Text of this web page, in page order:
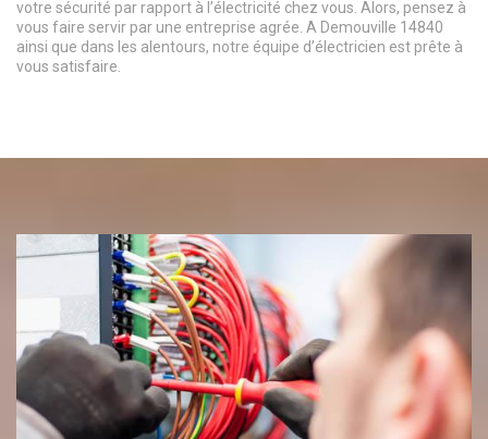
votre sécurité par rapport à l’électricité chez vous. Alors, pensez à
vous faire servir par une entreprise agrée. A Demouville 14840
ainsi que dans les alentours, notre équipe d’électricien est prête à
vous satisfaire.